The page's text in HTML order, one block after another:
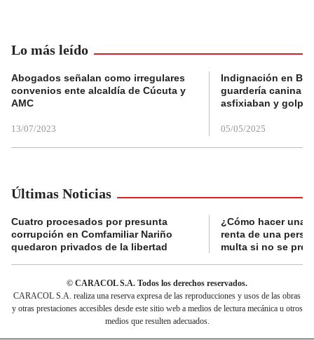
Lo más leído
Abogados señalan como irregulares
convenios ente alcaldía de Cúcuta y
AMC
13/07/2023
Indignación en
guardería canina
asfixiaban y
05/05/2025
Últimas Noticias
Cuatro procesados por presunta
corrupción en Comfamiliar Nariño
quedaron privados de la libertad
¿Cómo hacer una
renta de una
multa si no se
© CARACOL S.A. Todos los derechos reservados.
CARACOL S.A. realiza una reserva expresa de las reproducciones y usos de las obras
y otras prestaciones accesibles desde este sitio web a medios de lectura mecánica u otros
medios que resulten adecuados.